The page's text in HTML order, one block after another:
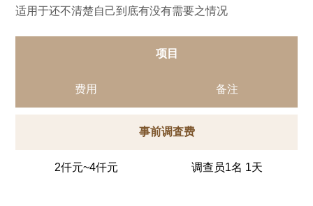
适用于还不清楚自己到底有没有需要之情况
项目
费用 备注
事前调査费
2仟元~4仟元 调查员1名 1天